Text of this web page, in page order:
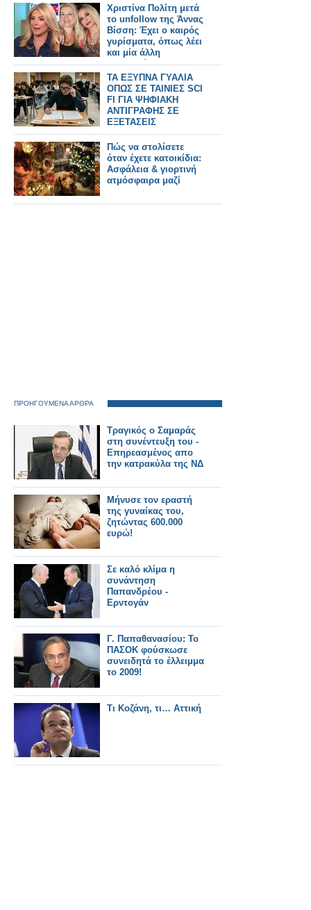
Χριστίνα Πολίτη μετά
το unfollow της Άννας
Βίσση: Έχει ο καιρός
γυρίσματα, όπως λέει
και μία άλλη
τραγουδίστρια
TA ΕΞΥΠΝΑ ΓΥΑΛΙΑ
ΟΠΩΣ ΣΕ ΤΑΙΝΙΕΣ SCI
FI ΓΙΑ ΨΗΦΙΑΚΗ
ΑΝΤΙΓΡΑΦΗΣ ΣΕ
ΕΞΕΤΑΣΕΙΣ
Πώς να στολίσετε
όταν έχετε κατοικίδια:
Ασφάλεια & γιορτινή
ατμόσφαιρα μαζί
ΠΡΟΗΓΟΥΜΕΝΑ ΑΡΘΡΑ
Τραγικός ο Σαμαράς
στη συνέντευξη του -
Επηρεασμένος απο
την κατρακύλα της ΝΔ
Μήνυσε τον εραστή
της γυναίκας του,
ζητώντας 600.000
ευρώ!
Σε καλό κλίμα η
συνάντηση
Παπανδρέου -
Ερντογάν
Γ. Παπαθανασίου: Το
ΠΑΣΟΚ φούσκωσε
συνειδητά το έλλειμμα
το 2009!
Τι Κοζάνη, τι… Αττική